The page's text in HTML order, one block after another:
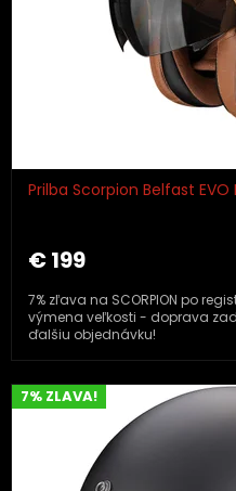
Prilba Scorpion Belfast EVO
€ 199
7% zľava na SCORPION po
výmena veľkosti - doprava
ďalšiu objednávku!
7% ZLAVA!